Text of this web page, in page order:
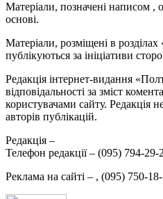
Матеріали, позначені написом ,
основі.
Матеріали, розміщені в
публікуються за ініціативи
Редакція інтернет-видання
відповідальності за зміст
користувачами сайту. Редакція
авторів публікацій.
Редакція –
Телефон редакції – (095) 794-29-
Реклама на сайті – , (095) 750-